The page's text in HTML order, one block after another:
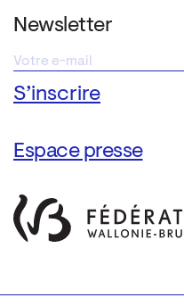
Newsletter
Espace presse